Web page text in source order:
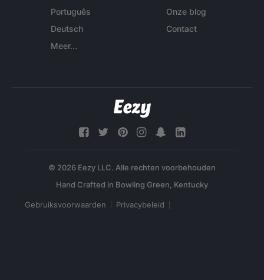
Português
Deutsch
Meer...
Onze blog
Contact
© 2026 Eezy LLC. Alle rechten voorbehouden
Gebruiksvoorwaarden Privacybeleid